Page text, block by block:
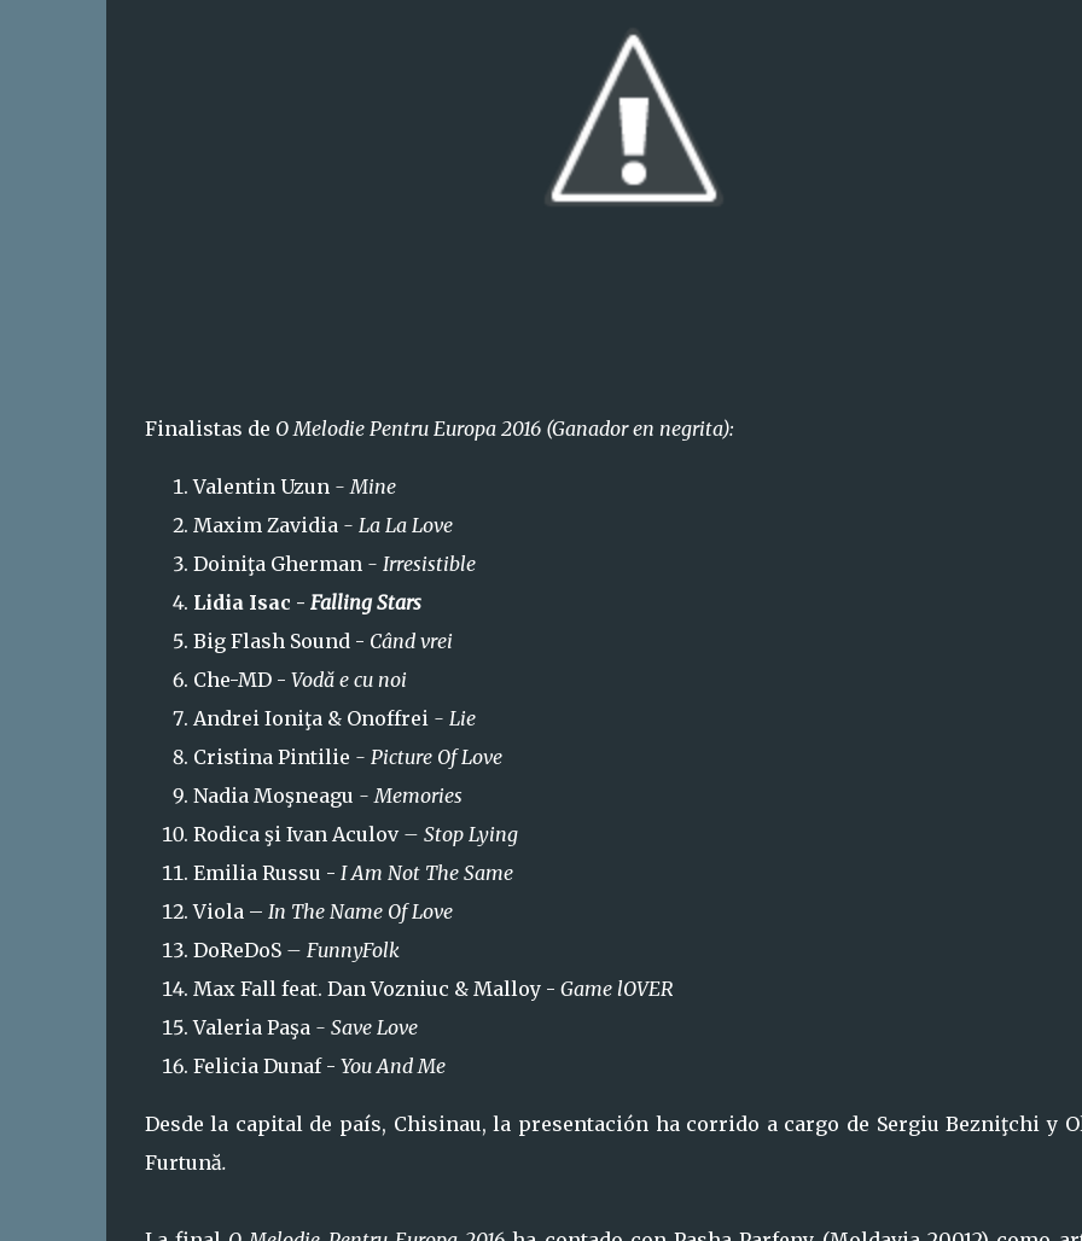
Finalistas de O Melodie Pentru Europa 2016 (Ganador en negrita):
Valentin Uzun- Mine
Maxim Zavidia- La La Love
Doiniţa Gherman - Irresistible
Lidia Isac - Falling Stars
Big Flash Sound - Când vrei
Che-MD - Vodă e cu noi
Andrei Ioniţa & Onoffrei - Lie
Cristina Pintilie - Picture Of Love
Nadia Moşneagu - Memories
Rodica şi Ivan Aculov– Stop Lying
Emilia Russu - I Am Not The Same
Viola – In The Name Of Love
DoReDoS– FunnyFolk
Max Fall feat. Dan Vozniuc & Malloy - Game lOVER
Valeria Paşa- Save Love
Felicia Dunaf - You And Me
Desde la capital de país, Chisinau, la presentación ha corrido a cargo de Sergiu Bezniţchi y
Furtună.